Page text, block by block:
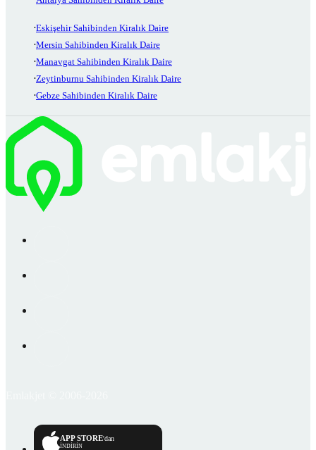
Eskişehir Sahibinden Kiralık Daire
Mersin Sahibinden Kiralık Daire
Manavgat Sahibinden Kiralık Daire
Zeytinburnu Sahibinden Kiralık Daire
Gebze Sahibinden Kiralık Daire
APP STORE'dan
İNDİRİN